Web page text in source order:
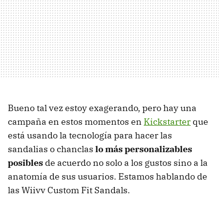
Bueno tal vez estoy exagerando, pero hay una
campaña en estos momentos en Kickstarter que
está usando la tecnología para hacer las
sandalias o chanclas lo más personalizables
posibles de acuerdo no solo a los gustos sino a la
anatomía de sus usuarios. Estamos hablando de
las Wiivv Custom Fit Sandals.